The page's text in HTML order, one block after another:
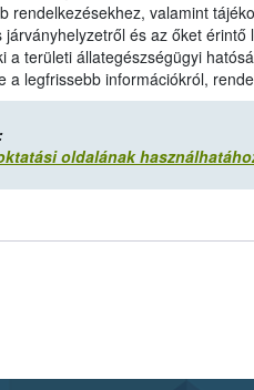
rendelkezésekhez, valamint
és az őket
a területi állategészségügyi
a legfrissebb információkról,
oldalának